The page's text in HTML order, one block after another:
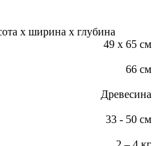
x ширина x глубина
49 x 65 см
66 см
Древесина
33 - 50 см